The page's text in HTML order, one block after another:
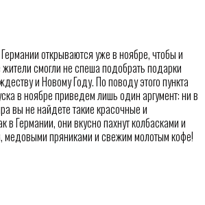
открываются уже в ноябре, чтобы и
смогли не спеша подобрать подарки
и Новому Году. По поводу этого пункта
в ноябре приведем лишь один аргумент: ни в
вы не найдете такие красочные и
в Германии, они вкусно пахнут колбасками и
медовыми пряниками и свежим молотым кофе!